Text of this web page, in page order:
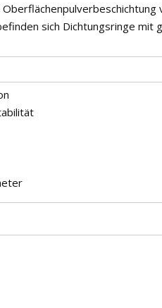
sich Dichtungsringe mit